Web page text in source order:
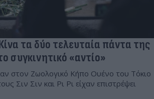
τα δύο τελευταία πάντα της
συγκινητικό «αντίο»
στον Ζωολογικό Κήπο Ουένο του Τόκιο
Σιν Σιν και Ρι Ρι είχαν επιστρέψει